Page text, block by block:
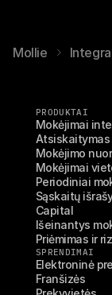
Mollie
PRODUKTAI
Mokėjimai
Atsiskaitymas
Mokėjimo
Mokėjimai
Periodiniai
Sąskaitų
Capital
Išeinantys
Priėmimas ir
SPRENDIMAI
Elektroninė
Franšizės